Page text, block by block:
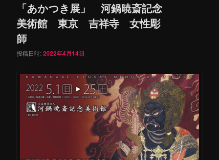
「あかつき展」 河鍋暁斎記念
美術館 東京 吉祥寺 女性彫
師
投稿日時:2022年4月14日